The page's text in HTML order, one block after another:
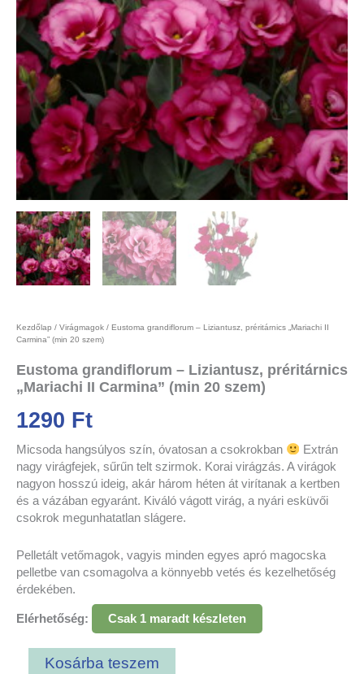
Kezdőlap / Virágmagok / Eustoma grandiflorum – Liziantusz, préritárnics „Mariachi II
Carmina” (min 20 szem)
Eustoma grandiflorum – Liziantusz, préritárnics
„Mariachi II Carmina” (min 20 szem)
1290 Ft
Micsoda hangsúlyos szín, óvatosan a csokrokban
Extrán
nagy virágfejek, sűrűn telt szirmok. Korai virágzás. A virágok
nagyon hosszú ideig, akár három héten át virítanak a kertben
és a vázában egyaránt. Kiváló vágott virág, a nyári esküvői
csokrok megunhatatlan slágere.
Pelletált vetőmagok, vagyis minden egyes apró magocska
pelletbe van csomagolva a könnyebb vetés és kezelhetőség
érdekében.
Elérhetőség: Csak 1 maradt készleten
Kosárba teszem